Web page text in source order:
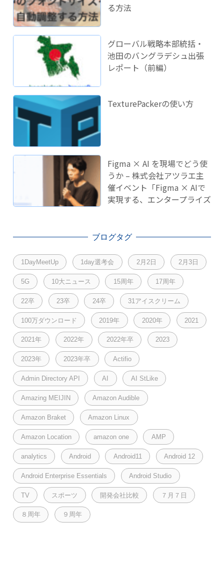
る方法
グローバル戦略本部統括・
池田のバングラデシュ出張
レポート（前編）
TexturePackerの使い方
Figma × AI を現場でどう使
うか – 株式会社アツラエ主
催イベント「Figma × AIで
実現する、エンタープライズ
ブログタグ
1DayMeetUp 1day選考会 2月2日 2月3日
5G 10大ニュース 15周年 17周年
22卒 23卒 24卒 31アイスクリーム
100万ダウンロード 2019年 2020年 2021
2021年 2022年 2022年卒 2023
2023年 2023年卒 Actifio
Admin Directory API AI AI StLike
Amazing MEIJIN Amazon Audible
Amazon Braket Amazon Linux
Amazon Location amazon one AMP
analytics Android Android11 Android 12
Android Enterprise Essentials Android Studio
TV スポーツ 開発会社比較 ７月７日
８周年 ９周年